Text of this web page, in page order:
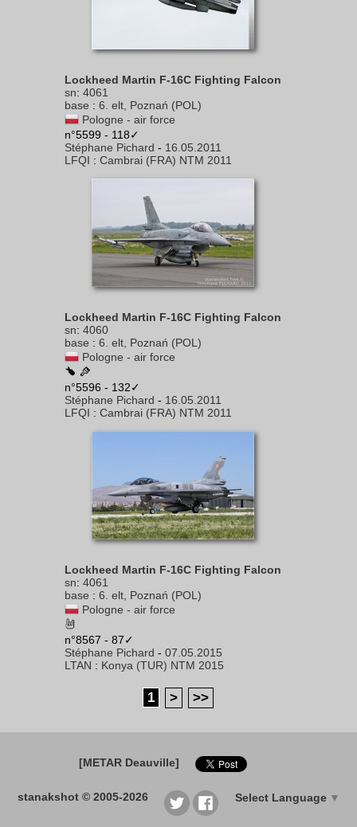
Lockheed Martin F-16C Fighting Falcon
sn: 4061
base : 6. elt, Poznań (POL)
Pologne - air force
n°5599 - 118✓
Stéphane Pichard - 16.05.2011
LFQI : Cambrai (FRA) NTM 2011
Lockheed Martin F-16C Fighting Falcon
sn: 4060
base : 6. elt, Poznań (POL)
Pologne - air force
n°5596 - 132✓
Stéphane Pichard - 16.05.2011
LFQI : Cambrai (FRA) NTM 2011
Lockheed Martin F-16C Fighting Falcon
sn: 4061
base : 6. elt, Poznań (POL)
Pologne - air force
n°8567 - 87✓
Stéphane Pichard - 07.05.2015
LTAN : Konya (TUR) NTM 2015
1 > >>
[METAR Deauville]
stanakshot © 2005-2026 Select Language ▼